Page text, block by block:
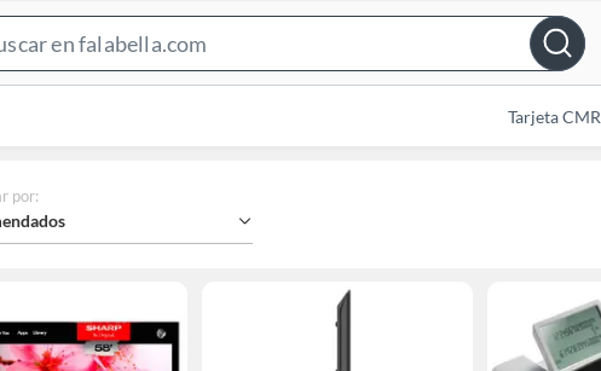
Bar
Tarjeta CMR
por: